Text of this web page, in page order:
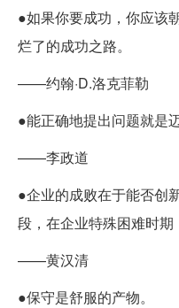
●如果你要成功，你应该
烂了的成功之路。
——约翰·D.洛克菲勒
●能正确地提出问题就是
——李政道
●企业的成败在于能否创
段，在企业特殊困难时期
——黄汉清
●保守是舒服的产物。